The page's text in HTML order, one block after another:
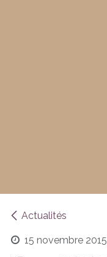
Actualités
15 novembre 2015